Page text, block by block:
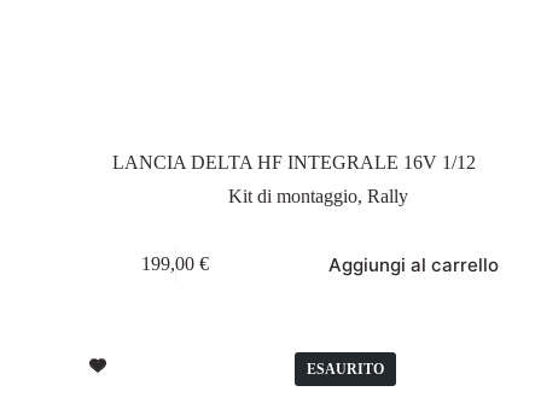
LANCIA DELTA HF INTEGRALE 16V 1/12
Kit di montaggio,Rally
199,00€ Aggiungi al carrello
ESAURITO